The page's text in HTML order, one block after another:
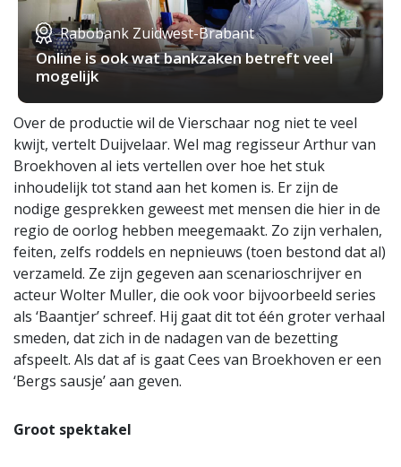
Rabobank Zuidwest-Brabant
Online is ook wat bankzaken betreft veel
mogelijk
Over de productie wil de Vierschaar nog niet te veel
kwijt, vertelt Duijvelaar. Wel mag regisseur Arthur van
Broekhoven al iets vertellen over hoe het stuk
inhoudelijk tot stand aan het komen is. Er zijn de
nodige gesprekken geweest met mensen die hier in de
regio de oorlog hebben meegemaakt. Zo zijn verhalen,
feiten, zelfs roddels en nepnieuws (toen bestond dat al)
verzameld. Ze zijn gegeven aan scenarioschrijver en
acteur Wolter Muller, die ook voor bijvoorbeeld series
als ‘Baantjer’ schreef. Hij gaat dit tot één groter verhaal
smeden, dat zich in de nadagen van de bezetting
afspeelt. Als dat af is gaat Cees van Broekhoven er een
‘Bergs sausje’ aan geven.
Groot spektakel